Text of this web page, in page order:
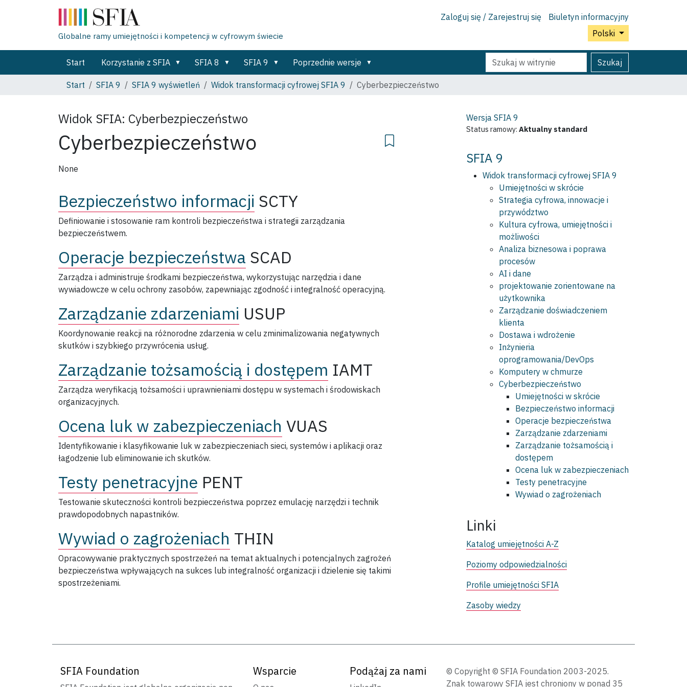
Zaloguj się / Zarejestruj się
Biuletyn informacyjny
Polski
Globalne ramy umiejętności i kompetencji w cyfrowym świecie
Start Korzystanie z SFIA SFIA 8 SFIA 9 Poprzednie wersje Szukaj Szukaj
Wyszukiwanie
Zaawansowane...
Start
SFIA 9 SFIA 9 wyświetleń Widok transformacji cyfrowej SFIA 9 Cyberbezpieczeństwo
Widok SFIA: Cyberbezpieczeństwo
Cyberbezpieczeństwo
None
Bezpieczeństwo informacji SCTY
Definiowanie i stosowanie ram kontroli bezpieczeństwa i strategii zarządzania
bezpieczeństwem.
Operacje bezpieczeństwa SCAD
Zarządza i administruje środkami bezpieczeństwa, wykorzystując narzędzia i dane
wywiadowcze w celu ochrony zasobów, zapewniając zgodność i integralność operacyjną.
Zarządzanie zdarzeniami USUP
Koordynowanie reakcji na różnorodne zdarzenia w celu zminimalizowania negatywnych
skutków i szybkiego przywrócenia usług.
Zarządzanie tożsamością i dostępem IAMT
Zarządza weryfikacją tożsamości i uprawnieniami dostępu w systemach i środowiskach
organizacyjnych.
Ocena luk w zabezpieczeniach VUAS
Identyfikowanie i klasyfikowanie luk w zabezpieczeniach sieci, systemów i aplikacji oraz
łagodzenie lub eliminowanie ich skutków.
Testy penetracyjne PENT
Testowanie skuteczności kontroli bezpieczeństwa poprzez emulację narzędzi i technik
prawdopodobnych napastników.
Wywiad o zagrożeniach THIN
Opracowywanie praktycznych spostrzeżeń na temat aktualnych i potencjalnych zagrożeń
bezpieczeństwa wpływających na sukces lub integralność organizacji i dzielenie się takimi
spostrzeżeniami.
Wersja SFIA 9
Status ramowy: Aktualny standard
SFIA 9
Widok transformacji cyfrowej SFIA 9
Umiejętności w skrócie
Strategia cyfrowa, innowacje i
przywództwo
Kultura cyfrowa, umiejętności i
możliwości
Analiza biznesowa i poprawa
procesów
AI i dane
projektowanie zorientowane na
użytkownika
Zarządzanie doświadczeniem
klienta
Dostawa i wdrożenie
Inżynieria
oprogramowania/DevOps
Komputery w chmurze
Cyberbezpieczeństwo
Umiejętności w skrócie
Bezpieczeństwo informacji
Operacje bezpieczeństwa
Zarządzanie zdarzeniami
Zarządzanie tożsamością i
dostępem
Ocena luk w zabezpieczeniach
Testy penetracyjne
Wywiad o zagrożeniach
Linki
Katalog umiejętności A-Z
Poziomy odpowiedzialności
Profile umiejętności SFIA
Zasoby wiedzy
SFIA Foundation Wsparcie Podążaj za nami
© Copyright © SFIA Foundation 2003-2025.
Znak towarowy SFIA jest chroniony w ponad 35